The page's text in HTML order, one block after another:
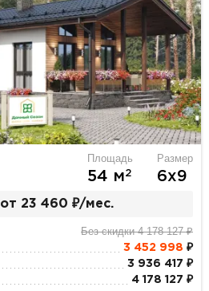
Площадь
54 м2
Размер
6х9
от 23 460 ₽/мес.
Без скидки 4 178 127 ₽
3 452 998 ₽
3 936 417 ₽
4 178 127 ₽